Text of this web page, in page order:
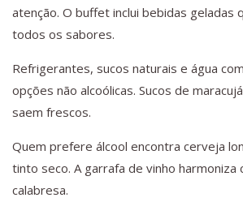
atenção. O buffet inclui bebidas geladas
todos os sabores.
Refrigerantes, sucos naturais e água
opções não alcoólicas. Sucos de
saem frescos.
Quem prefere álcool encontra cerveja
tinto seco. A garrafa de vinho harmoniza
calabresa.